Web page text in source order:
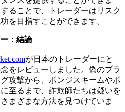
ることで、トレーダーはリスク
を目指すことができます。
：結論
が日本のトレーダーにと
をレビューしました。偽のプラ
攻撃から、ポンジスキームやポ
至るまで、詐欺師たちは疑いを
まざまな方法を見つけていま